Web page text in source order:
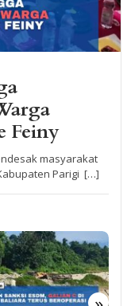
Feiny
masyarakat
Parigi […]